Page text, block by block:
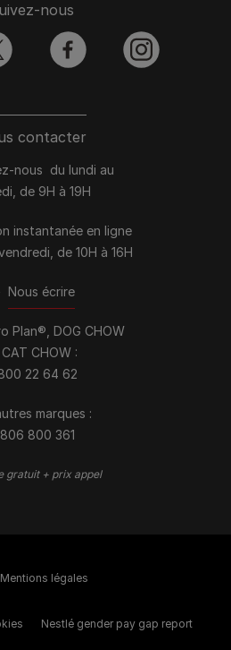
contacter
nous du lundi au
de 9H à 19H
instantanée en ligne
de 10H à 16H
Nous écrire
Plan®, DOG CHOW
CHOW :
22 64 62
marques :​
800 361
gratuit + prix appel
nous
facebook instagram
Mentions légales
Nestlé gender pay gap report